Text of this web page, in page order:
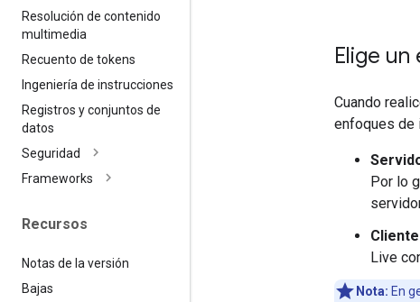
Resolución de contenido
multimedia
Recuento de tokens
Ingeniería de instrucciones
Registros y conjuntos de
datos
Seguridad
Frameworks
Recursos
Notas de la versión
Bajas
Elige
Cuando
enfoques de
Por lo
Live
Nota: En